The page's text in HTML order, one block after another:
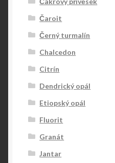
Čaroit
Černý turmalín
Chalcedon
Citrín
Dendrický opál
Etiopský opál
Fluorit
Granát
Jantar